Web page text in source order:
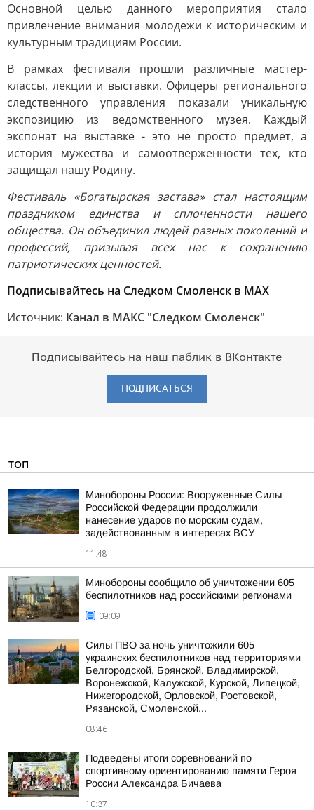
Основной целью данного мероприятия стало
привлечение внимания молодежи к историческим и
культурным традициям России.
В рамках фестиваля прошли различные мастер-
классы, лекции и выставки. Офицеры регионального
следственного управления показали уникальную
экспозицию из ведомственного музея. Каждый
экспонат на выставке - это не просто предмет, а
история мужества и самоотверженности тех, кто
защищал нашу Родину.
Фестиваль «Богатырская застава» стал настоящим
праздником единства и сплоченности нашего
общества. Он объединил людей разных поколений и
профессий, призывая всех нас к сохранению
патриотических ценностей.
Подписывайтесь на Следком Смоленск в MAX
Источник: Канал в МАКС "Следком Смоленск"
Подписывайтесь на наш паблик в ВКонтакте
ПОДПИСАТЬСЯ
ТОП
Минобороны России: Вооруженные Силы
Российской Федерации продолжили
нанесение ударов по морским судам,
задействованным в интересах ВСУ
11:48
Минобороны сообщило об уничтожении 605
беспилотников над российскими регионами
09:09
Силы ПВО за ночь уничтожили 605
украинских беспилотников над территориями
Белгородской, Брянской, Владимирской,
Воронежской, Калужской, Курской, Липецкой,
Нижегородской, Орловской, Ростовской,
Рязанской, Смоленской...
08:46
Подведены итоги соревнований по
спортивному ориентированию памяти Героя
России Александра Бичаева
10:37